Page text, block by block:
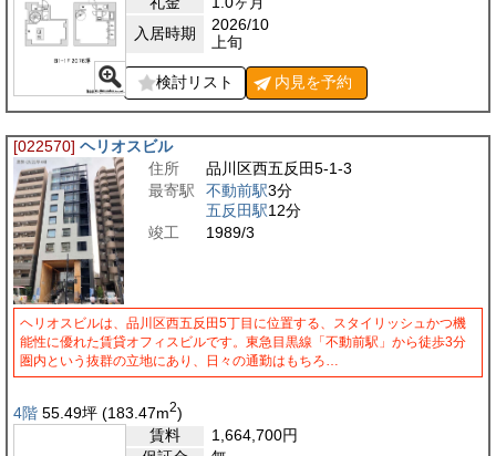
入居時期
2026/10
上旬
検討リスト 内見を予約
[022570] ヘリオスビル
住所
品川区西五反田5-1-3
最寄駅
不動前駅3分
五反田駅12分
竣工
1989/3
ヘリオスビルは、品川区西五反田5丁目に位置する、スタイリッシュかつ機
能性に優れた賃貸オフィスビルです。東急目黒線「不動前駅」から徒歩3分
圏内という抜群の立地にあり、日々の通勤はもちろ…
4階 55.49坪 (183.47m2)
賃料
1,664,700円